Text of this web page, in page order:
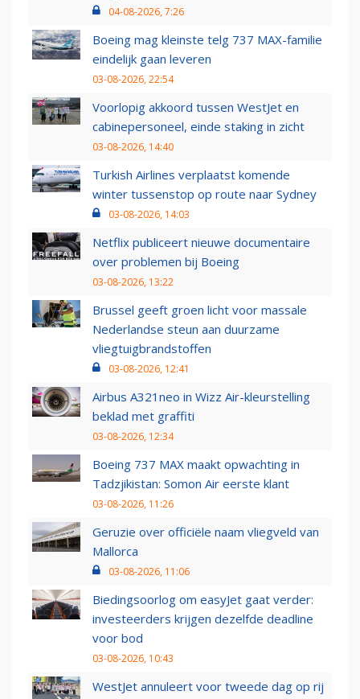
04-08-2026, 7:26
Boeing mag kleinste telg 737 MAX-familie
eindelijk gaan leveren
03-08-2026, 22:54
Voorlopig akkoord tussen WestJet en
cabinepersoneel, einde staking in zicht
03-08-2026, 14:40
Turkish Airlines verplaatst komende
winter tussenstop op route naar Sydney
03-08-2026, 14:03
Netflix publiceert nieuwe documentaire
over problemen bij Boeing
03-08-2026, 13:22
Brussel geeft groen licht voor massale
Nederlandse steun aan duurzame
vliegtuigbrandstoffen
03-08-2026, 12:41
Airbus A321neo in Wizz Air-kleurstelling
beklad met graffiti
03-08-2026, 12:34
Boeing 737 MAX maakt opwachting in
Tadzjikistan: Somon Air eerste klant
03-08-2026, 11:26
Geruzie over officiële naam vliegveld van
Mallorca
03-08-2026, 11:06
Biedingsoorlog om easyJet gaat verder:
investeerders krijgen dezelfde deadline
voor bod
03-08-2026, 10:43
WestJet annuleert voor tweede dag op rij